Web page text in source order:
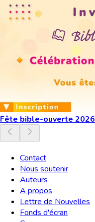
Fête bible-ouverte 2026
Contact
Nous soutenir
Auteurs
A propos
Lettre de Nouvelles
Fonds d'écran